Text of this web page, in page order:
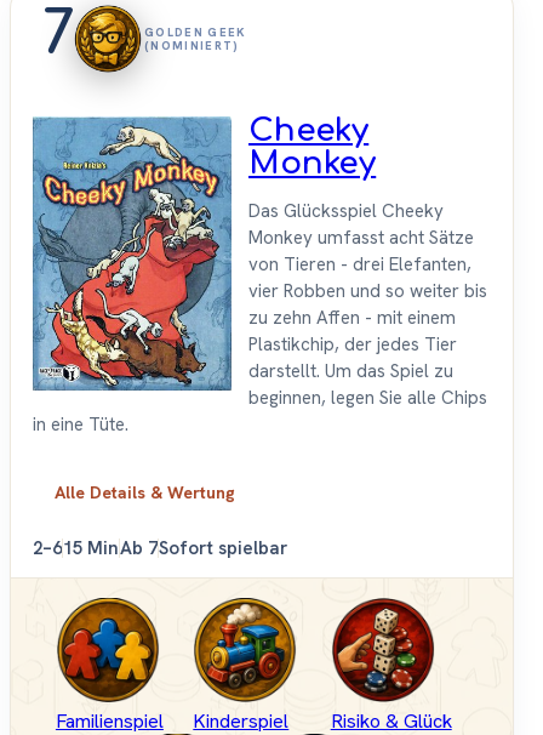
7
GOLDEN GEEK
(NOMINIERT)
Cheeky
Monkey
Das Glücksspiel Cheeky
Monkey umfasst acht Sätze
von Tieren - drei Elefanten,
vier Robben und so weiter bis
zu zehn Affen - mit einem
Plastikchip, der jedes Tier
darstellt. Um das Spiel zu
beginnen, legen Sie alle Chips
in eine Tüte.
Alle Details & Wertung
2–615 MinAb 7Sofort spielbar
Familienspiel Kinderspiel Risiko & Glück